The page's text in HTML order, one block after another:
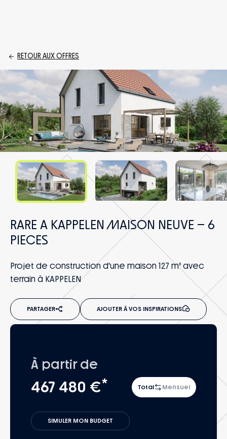
RETOUR AUX OFFRES
RARE A KAPPELEN MAISON NEUVE – 6
PIECES
Projet de construction d'une maison 127 m² avec
terrain à KAPPELEN
PARTAGER AJOUTER À VOS INSPIRATIONS
À partir de
467 480 €* Total Mensuel
SIMULER MON BUDGET